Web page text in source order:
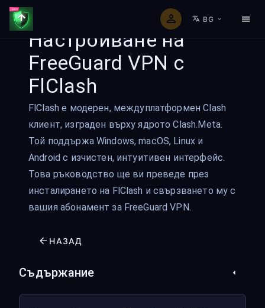
BG
Настройване на
FreeGuard VPN с
FlClash
FlClash е модерен, междуплатформен Clash
клиент, изграден върху ядрото Clash.Meta.
Той поддържа Windows, macOS, Linux и
Android с изчистен, интуитивен интерфейс.
Това ръководство ще ви преведе през
инсталирането на FlClash и свързването му с
вашия абонамент за FreeGuard VPN.
НАЗАД
Съдържание